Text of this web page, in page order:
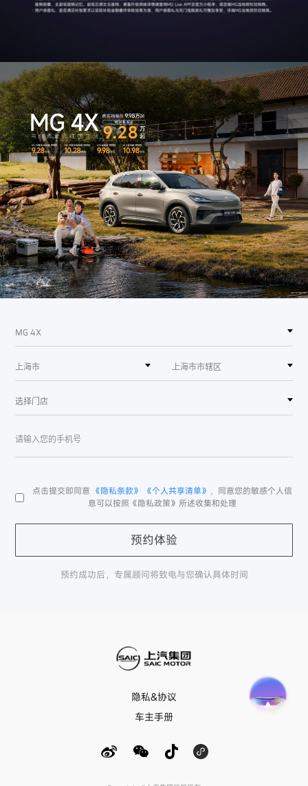
点击提交即同意 《隐私条款》 《个人共享清单》 ，同意您的敏感个人信
息可以按照《隐私政策》所述收集和处理
预约体验
预约成功后，专属顾问将致电与您确认具体时间
隐私&协议
车主手册